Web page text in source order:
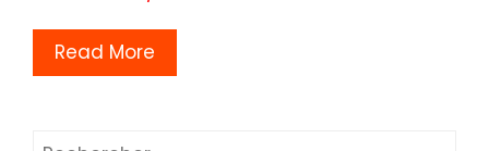
Read More